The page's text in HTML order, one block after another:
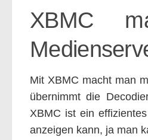
XBMC
Mit XBMC macht man
übernimmt die
XBMC ist ein
anzeigen kann, ja man